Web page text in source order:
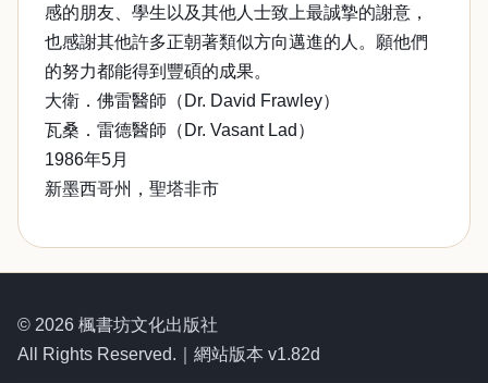
感的朋友、學生以及其他人士致上最誠摯的謝意，
也感謝其他許多正朝著類似方向邁進的人。願他們
的努力都能得到豐碩的成果。
大衛．佛雷醫師（Dr. David Frawley）
瓦桑．雷德醫師（Dr. Vasant Lad）
1986年5月
新墨西哥州，聖塔非市
© 2026 楓書坊文化出版社
All Rights Reserved.｜網站版本 v1.82d